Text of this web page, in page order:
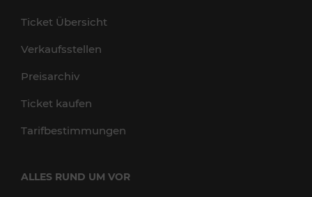
Ticket Übersicht
Verkaufsstellen
Preisarchiv
Ticket kaufen
Tarifbestimmungen
ALLES RUND UM VOR